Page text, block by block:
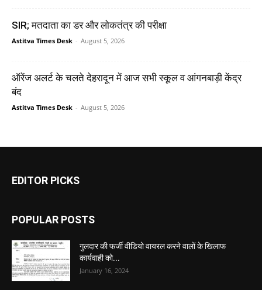
SIR; मतदाता का डर और लोकतंत्र की परीक्षा
Astitva Times Desk - August 5, 2026
ऑरेंज अलर्ट के चलते देहरादून में आज सभी स्कूल व आंगनबाड़ी केंद्र
बंद
Astitva Times Desk - August 5, 2026
EDITOR PICKS
POPULAR POSTS
गुलदार की फर्जी वीडियो वायरल करने वालों के खिलाफ
कार्यवाही को...
January 16, 2024